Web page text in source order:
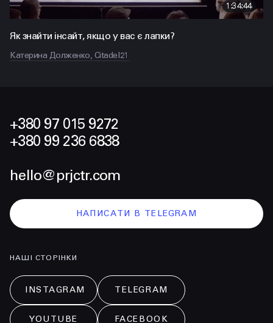
1:34:44
Як знайти інсайт, якщо у вас є лапки?
Катерина Долженко, Citadel21
+380 97 015 9272
+380 99 236 6838
hello@prjctr.com
НАПИСАТИ В TELEGRAM
НАШІ СТОРІНКИ
INSTAGRAM TELEGRAM
YOUTUBE FACEBOOK